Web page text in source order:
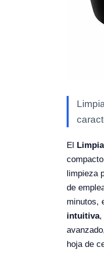
El
limpieza
de
minutos,
intuitiva,
hoja de